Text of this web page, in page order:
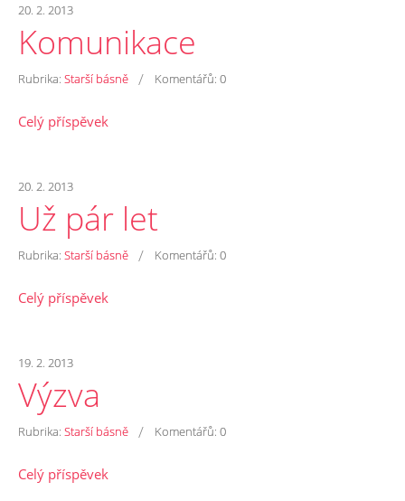
20. 2. 2013
Komunikace
Rubrika: Starší básně / Komentářů: 0
Celý příspěvek
20. 2. 2013
Už pár let
Rubrika: Starší básně / Komentářů: 0
Celý příspěvek
19. 2. 2013
Výzva
Rubrika: Starší básně / Komentářů: 0
Celý příspěvek